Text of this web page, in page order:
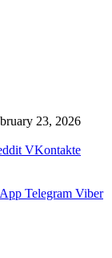
23, 2026
VKontakte
Telegram Viber